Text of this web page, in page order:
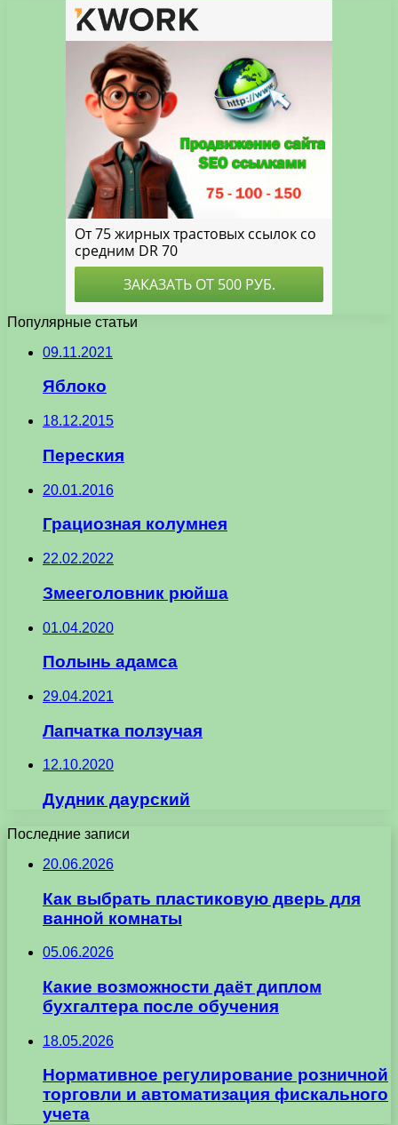
Популярные статьи
09.11.2021
Яблоко
18.12.2015
Переския
20.01.2016
Грациозная колумнея
22.02.2022
Змееголовник рюйша
01.04.2020
Полынь адамса
29.04.2021
Лапчатка ползучая
12.10.2020
Дудник даурский
Последние записи
20.06.2026
Как выбрать пластиковую дверь для
ванной комнаты
05.06.2026
Какие возможности даёт диплом
бухгалтера после обучения
18.05.2026
Нормативное регулирование розничной
торговли и автоматизация фискального
учета